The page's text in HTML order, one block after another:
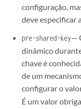
configuração,
deve especificar
pre-shared-key—
dinâmico
chave é
de um
configurar o
É um valor